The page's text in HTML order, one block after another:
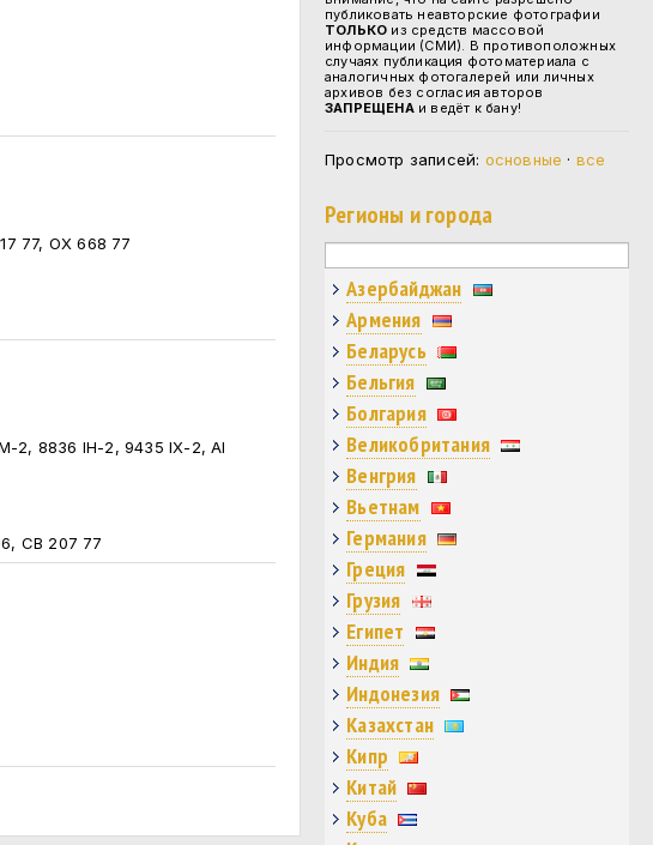
77, ОХ 668 77
2, 8836 IH-2, 9435 IX-2, AI
СВ 207 77
публиковать неавторские фотографии
ТОЛЬКО из средств массовой
информации (СМИ). В противоположных
случаях публикация фотоматериала с
аналогичных фотогалерей или личных
архивов без согласия авторов
ЗАПРЕЩЕНАи ведёт к бану!
Просмотр записей: основные · все
Регионы и города
Азербайджан
Армения
Беларусь
Бельгия
Болгария
Великобритания
Венгрия
Вьетнам
Германия
Греция
Грузия
Египет
Индия
Индонезия
Казахстан
Кипр
Китай
Куба